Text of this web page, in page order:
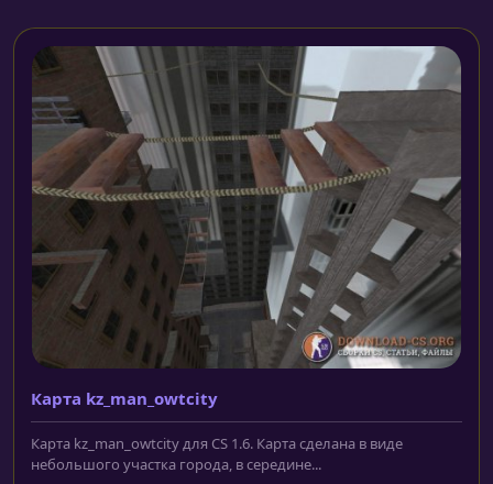
Карта kz_man_owtcity
Карта kz_man_owtcity для CS 1.6. Карта сделана в виде
небольшого участка города, в середине...